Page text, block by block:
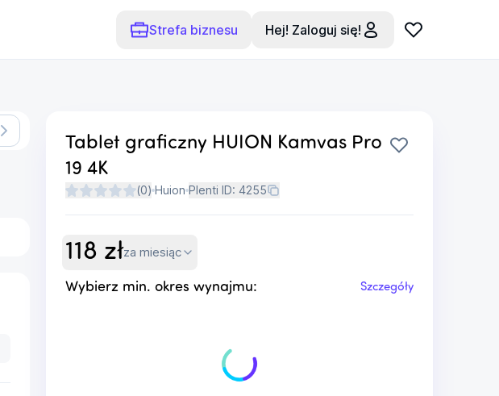
Strefa biznesu Hej! Zaloguj się!
Tablet graficzny HUION Kamvas Pro
19 4K
(0) Huion Plenti ID: 4255
118 złza miesiąc
Wybierz min. okres wynajmu: Szczegóły